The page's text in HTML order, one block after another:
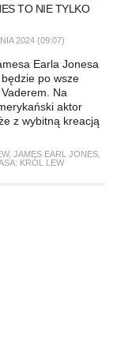
TO NIE TYLKO
2024 (09:07)
Earla Jonesa
po wsze
Na
aktor
z wybitną kreacją
, JAMES EARL JONES,
KRÓL LEW